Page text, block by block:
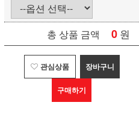
총 상품 금액 0 원
관심상품 장바구니
구매하기